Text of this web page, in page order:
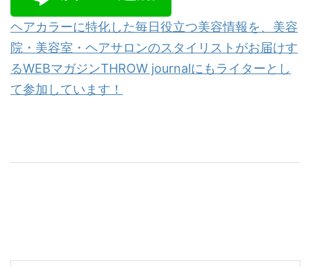
ヘアカラーに特化した毎日役立つ美容情報を、美容
院・美容室・ヘアサロンのスタイリストがお届けす
るWEBマガジンTHROW journalにもライターとし
て参加しています！